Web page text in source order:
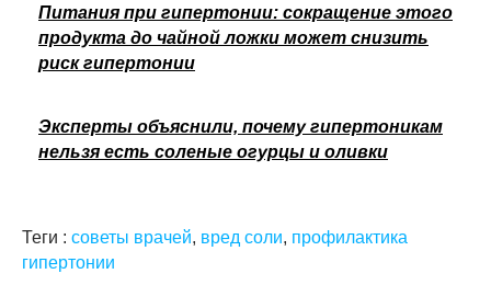
Питания при гипертонии: сокращение этого
продукта до чайной ложки может снизить
риск гипертонии
Эксперты объяснили, почему гипертоникам
нельзя есть соленые огурцы и оливки
Теги : советы врачей, вред соли, профилактика
гипертонии